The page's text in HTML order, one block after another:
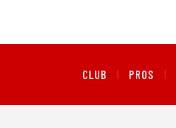
CLUB PROS